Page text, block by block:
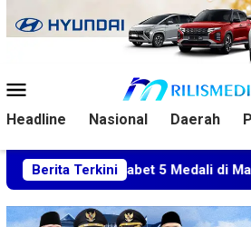
ke
Mobile
Headline Nasional Daerah
Berita Terkini
Sabet 5 Medali di Malaysia Open